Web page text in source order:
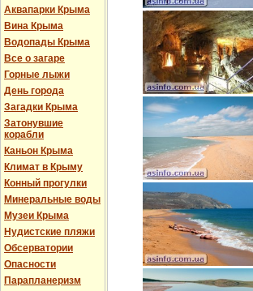
Аквапарки Крыма
Вина Крыма
Водопады Крыма
Все о загаре
Горные лыжи
День города
Загадки Крыма
Затонувшие
корабли
Каньон Крыма
Климат в Крыму
Конный прогулки
Минеральные воды
Музеи Крыма
Нудистские пляжи
Обсерватории
Опасности
Парапланеризм